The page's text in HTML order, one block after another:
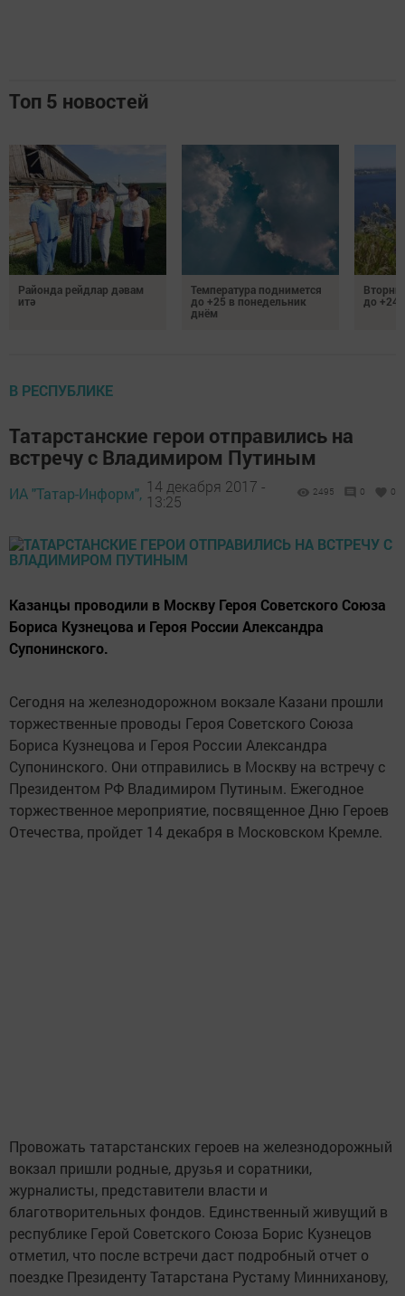
Топ 5 новостей
Районда рейдлар дәвам
итә
Температура поднимется
до +25 в понедельник
днём
до +24
В РЕСПУБЛИКЕ
Татарстанские герои отправились на
встречу с Владимиром Путиным
ИА "Татар-Информ", 14 декабря 2017 -
13:25
2495 0 0
Казанцы проводили в Москву Героя Советского Союза
Бориса Кузнецова и Героя России Александра
Супонинского.
Сегодня на железнодорожном вокзале Казани прошли
торжественные проводы Героя Советского Союза
Бориса Кузнецова и Героя России Александра
Супонинского. Они отправились в Москву на встречу с
Президентом РФ Владимиром Путиным. Ежегодное
торжественное мероприятие, посвященное Дню Героев
Отечества, пройдет 14 декабря в Московском Кремле.
Провожать татарстанских героев на железнодорожный
вокзал пришли родные, друзья и соратники,
журналисты, представители власти и
благотворительных фондов. Единственный живущий в
республике Герой Советского Союза Борис Кузнецов
отметил, что после встречи даст подробный отчет о
поездке Президенту Татарстана Рустаму Минниханову,